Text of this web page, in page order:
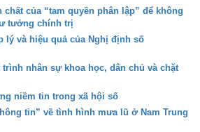
chất của “tam quyền phân lập” để không
tưởng chính trị
lý và hiệu quả của Nghị định số
nhân sự khoa học, dân chủ và chặt
niềm tin trong xã hội số
tin” về tình hình mưa lũ ở Nam Trung